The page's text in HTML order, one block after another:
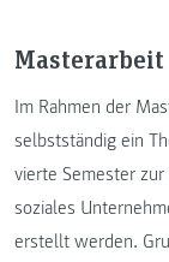
Masterarbeit
Im Rahmen der
selbstständig ein
vierte Semester
soziales
erstellt werden.